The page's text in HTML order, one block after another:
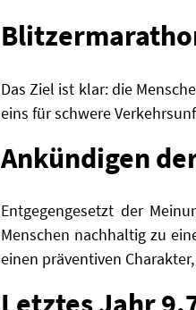
Das Ziel ist klar: die
eins für schwere
Ankündigen
Entgegengesetzt der
Menschen nachhaltig zu
einen präventiven